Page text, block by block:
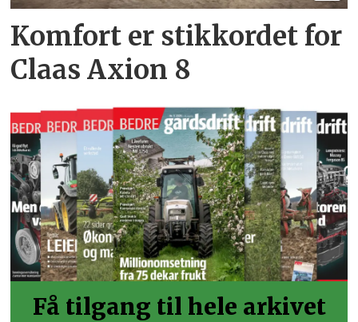
Komfort er stikkordet for
Claas Axion 8
Få tilgang til hele arkivet